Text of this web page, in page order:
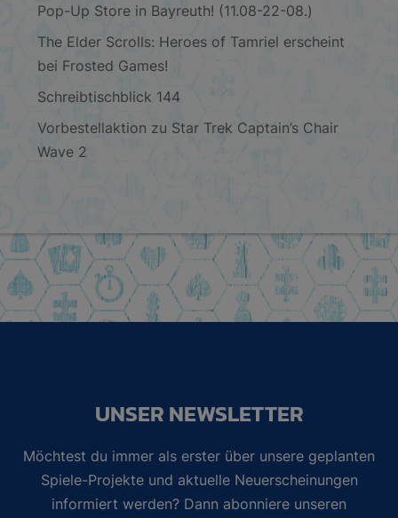
Pop-Up Store in Bayreuth! (11.08-22-08.)
The Elder Scrolls: Heroes of Tamriel erscheint
bei Frosted Games!
Schreibtischblick 144
Vorbestellaktion zu Star Trek Captain’s Chair
Wave 2
UNSER NEWSLETTER
Möchtest du immer als erster über unsere geplanten
Spiele-Projekte und aktuelle Neuerscheinungen
informiert werden? Dann abonniere unseren